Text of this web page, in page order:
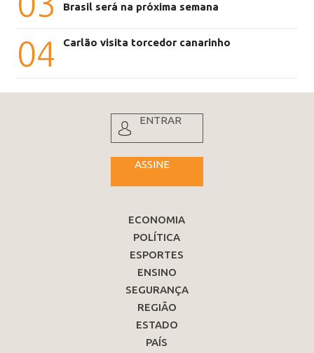
Brasil será na próxima semana
04 Carlão visita torcedor canarinho
ENTRAR
ASSINE
ECONOMIA
POLÍTICA
ESPORTES
ENSINO
SEGURANÇA
REGIÃO
ESTADO
PAÍS